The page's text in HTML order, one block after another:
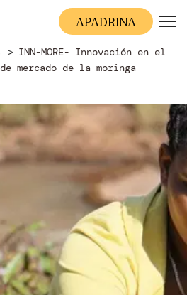
APADRINA
INN-MORE- Innovación en el
mercado de la moringa